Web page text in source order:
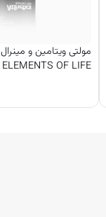
ELEMENTS OF LIFE